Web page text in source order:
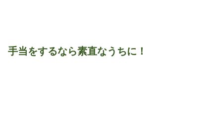
手当をするなら素直なうちに！